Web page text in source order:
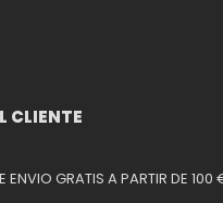
CLIENTE
ENVIO GRATIS A PARTIR DE 100